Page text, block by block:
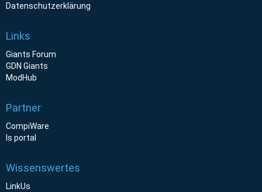
Datenschutzerklärung
Links
Giants Forum
GDN Giants
ModHub
Partner
CompiWare
ls portal
Wissenswertes
LinkUs